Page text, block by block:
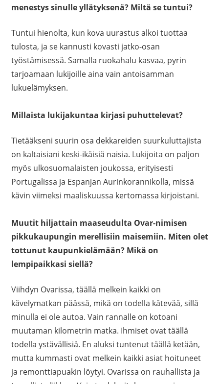
menestys sinulle yllätyksenä? Miltä se tuntui?
Tuntui hienolta, kun kova uurastus alkoi tuottaa
tulosta, ja se kannusti kovasti jatko-osan
työstämisessä. Samalla ruokahalu kasvaa, pyrin
tarjoamaan lukijoille aina vain antoisamman
lukuelämyksen.
Millaista lukijakuntaa kirjasi puhuttelevat?
Tietääkseni suurin osa dekkareiden suurkuluttajista
on kaltaisiani keski-ikäisiä naisia. Lukijoita on paljon
myös ulkosuomalaisten joukossa, erityisesti
Portugalissa ja Espanjan Aurinkorannikolla, missä
kävin viimeksi maaliskuussa kertomassa kirjoistani.
Muutit hiljattain maaseudulta Ovar-nimisen
pikkukaupungin merellisiin maisemiin. Miten olet
tottunut kaupunkielämään? Mikä on
lempipaikkasi siellä?
Viihdyn Ovarissa, täällä melkein kaikki on
kävelymatkan päässä, mikä on todella kätevää, sillä
minulla ei ole autoa. Vain rannalle on kotoani
muutaman kilometrin matka. Ihmiset ovat täällä
todella ystävällisiä. En aluksi tuntenut täällä ketään,
mutta kummasti ovat melkein kaikki asiat hoituneet
ja remonttiapuakin löytyi. Ovarissa on rauhallista ja